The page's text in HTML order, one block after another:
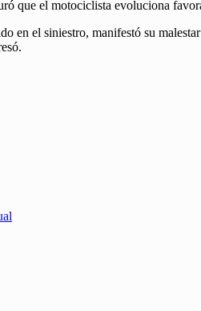
que el motociclista evoluciona
en el siniestro, manifestó su